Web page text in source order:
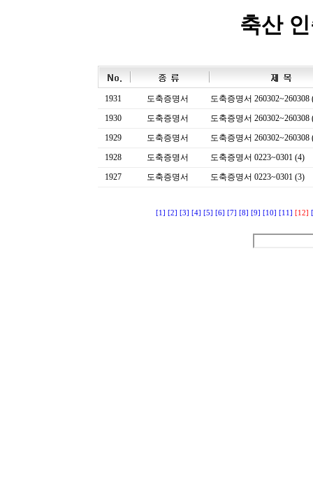
축산
1931 도축증명서
도축증명서 260302~260308
1930
도축증명서
도축증명서 260302~260308
1929
도축증명서
도축증명서 260302~260308
1928
도축증명서
도축증명서 0223~0301 (4)
1927
도축증명서 도축증명서 0223~0301 (3)
[1] [2] [3] [4] [5] [6] [7] [8] [9] [10] [11] [12]